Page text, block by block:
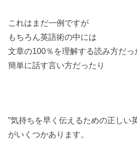
これはまだ一例ですが
もちろん英語術の中には
文章の100％を理解する読み方だっ
簡単に話す言い方だったり
”気持ちを早く伝えるための正しい
がいくつかあります。